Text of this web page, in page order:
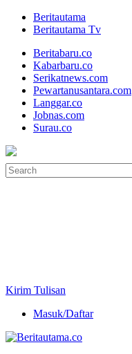
Beritautama
Beritautama Tv
Beritabaru.co
Kabarbaru.co
Serikatnews.com
Pewartanusantara.com
Langgar.co
Jobnas.com
Surau.co
Kirim Tulisan
Masuk/Daftar